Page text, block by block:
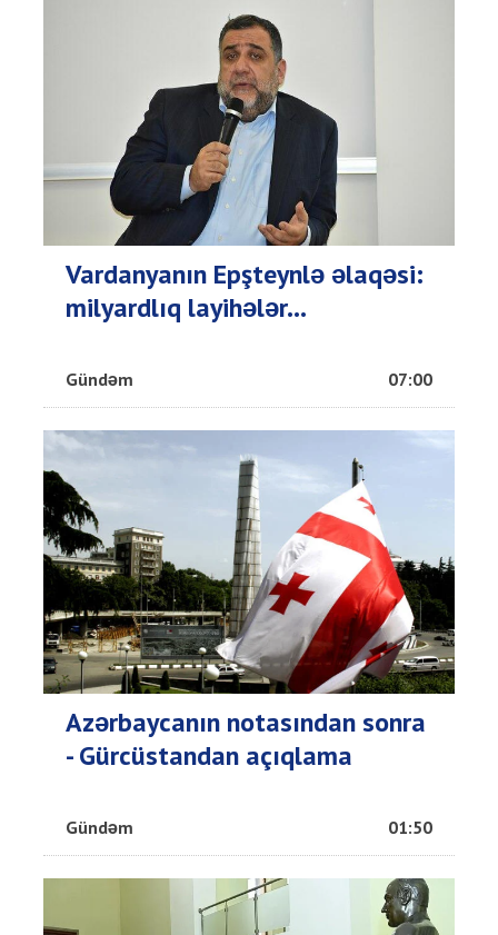
Vardanyanın Epşteynlə əlaqəsi:
milyardlıq layihələr...
Gündəm 07:00
Azərbaycanın notasından sonra
- Gürcüstandan açıqlama
Gündəm 01:50